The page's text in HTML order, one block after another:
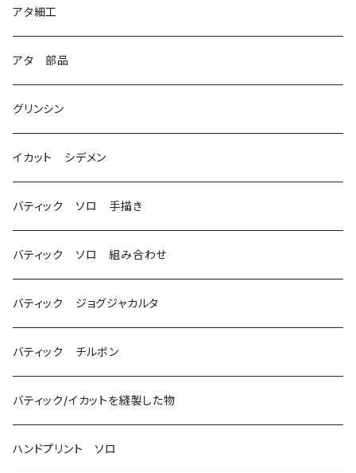
2
3
アタ細工
アタ 部品
グリンシン
イカット シデメン
バティック ソロ 手描き
バティック ソロ 組み合わせ
バティック ジョグジャカルタ
バティック チルボン
バティック/イカットを縫製した物
ハンドプリント ソロ